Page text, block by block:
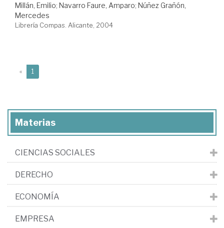
Millán, Emilio; Navarro Faure, Amparo; Núñez Grañón,
Mercedes
Librería Compas. Alicante, 2004
« 1
Materias
CIENCIAS SOCIALES
DERECHO
ECONOMÍA
EMPRESA